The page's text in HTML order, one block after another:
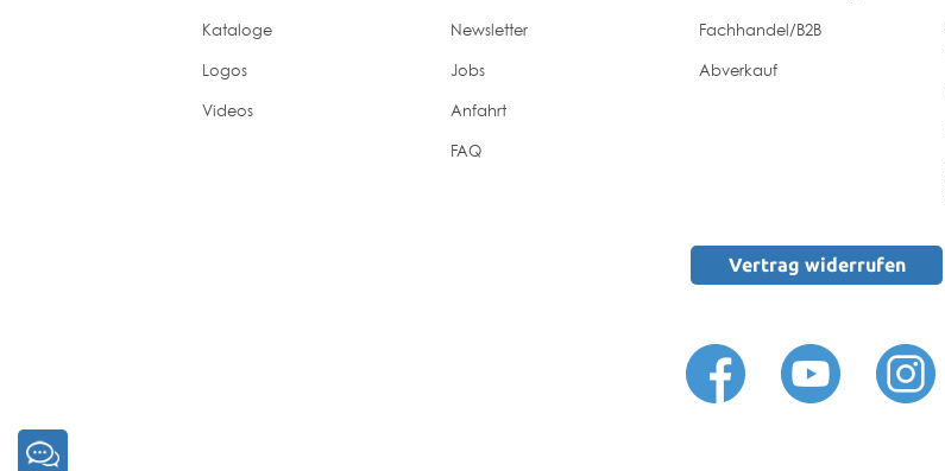
Kataloge
Logos
Videos
Newsletter
Jobs
Anfahrt
FAQ
Fachhandel/B2B
Abverkauf
Vertrag widerrufen